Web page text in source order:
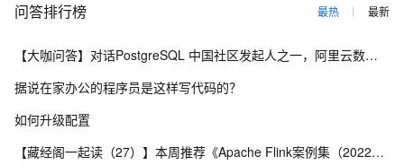
问答排行榜 最热 最新
【大咖问答】对话PostgreSQL 中国社区发起人之一，阿里云数据库高级专家 德哥
据说在家办公的程序员是这样写代码的？
如何升级配置
【藏经阁一起读（27）】本周推荐《Apache Flink案例集（2022版）》，你有哪些心得？